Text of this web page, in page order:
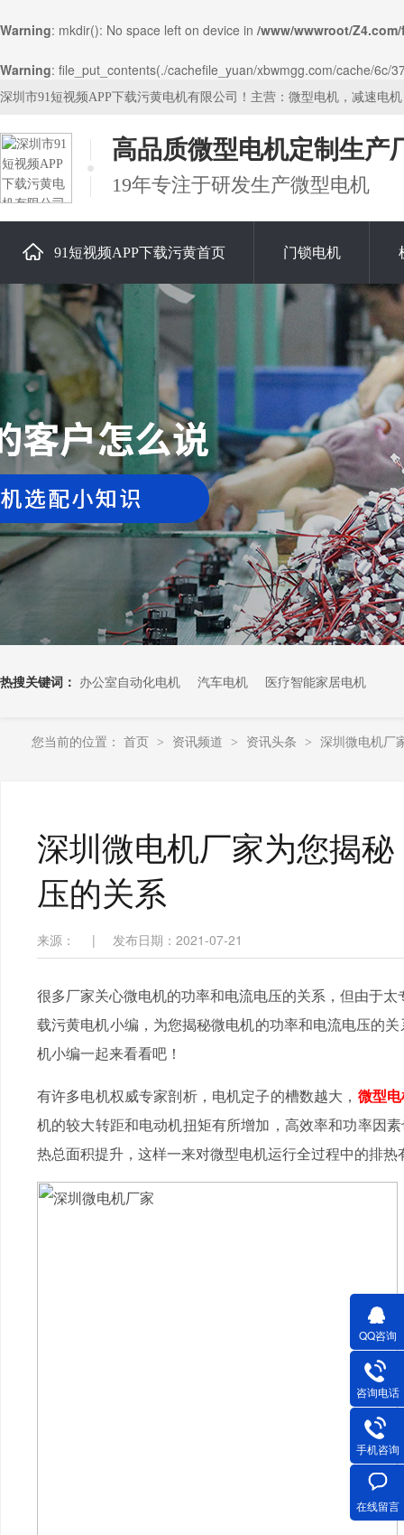
Warning: mkdir(): No space left on device in /www/wwwroot/
Warning: file_put_contents(./cachefile_yuan/xbwmgg.com/cache/
深圳市91短视频APP下载污黄电机有限公司！主营：微型电机，减速电
高品质微型电机定制生产
19年专注于研发生产微型电机
91短视频APP下载污黄首页 门锁电机
关于91短视频APP下载污黄
热搜关键词： 办公室自动化电机 汽车电机 医疗智能家居电机
您当前的位置： 首页 > 资讯频道 > 资讯头条 > 深圳微电机厂
深圳微电机厂家为您揭
压的关系
来源： | 发布日期：2021-07-21
很多厂家关心微电机的功率和电流电压的关系，但由于
载污黄电机小编，为您揭秘微电机的功率和电流电压的
机小编一起来看看吧！
有许多电机权威专家剖析，电机定子的槽数越大， 微型
机的较大转距和电动机扭矩有所增加，高效率和功率因
热总面积提升，这样一来对微型电机运行全过程中的排热
QQ咨询
咨询电话
手机咨询
在线留言